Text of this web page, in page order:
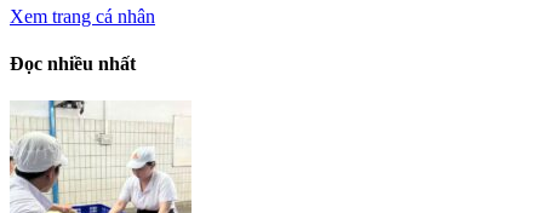
Xem trang cá nhân
Đọc nhiều nhất